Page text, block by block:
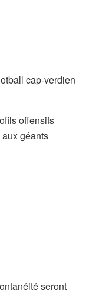
cap-verdien
offensifs
géants
seront